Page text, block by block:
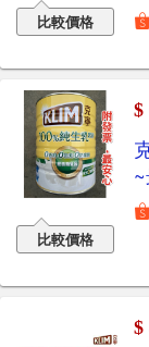
比較價格
比較價格
$
$